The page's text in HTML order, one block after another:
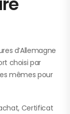
d’Allemagne
choisi par
mêmes pour
Certificat